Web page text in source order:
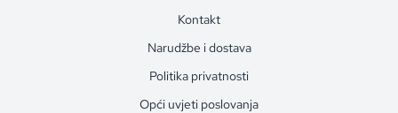
Kontakt
Narudžbe i dostava
Politika privatnosti
Opći uvjeti poslovanja